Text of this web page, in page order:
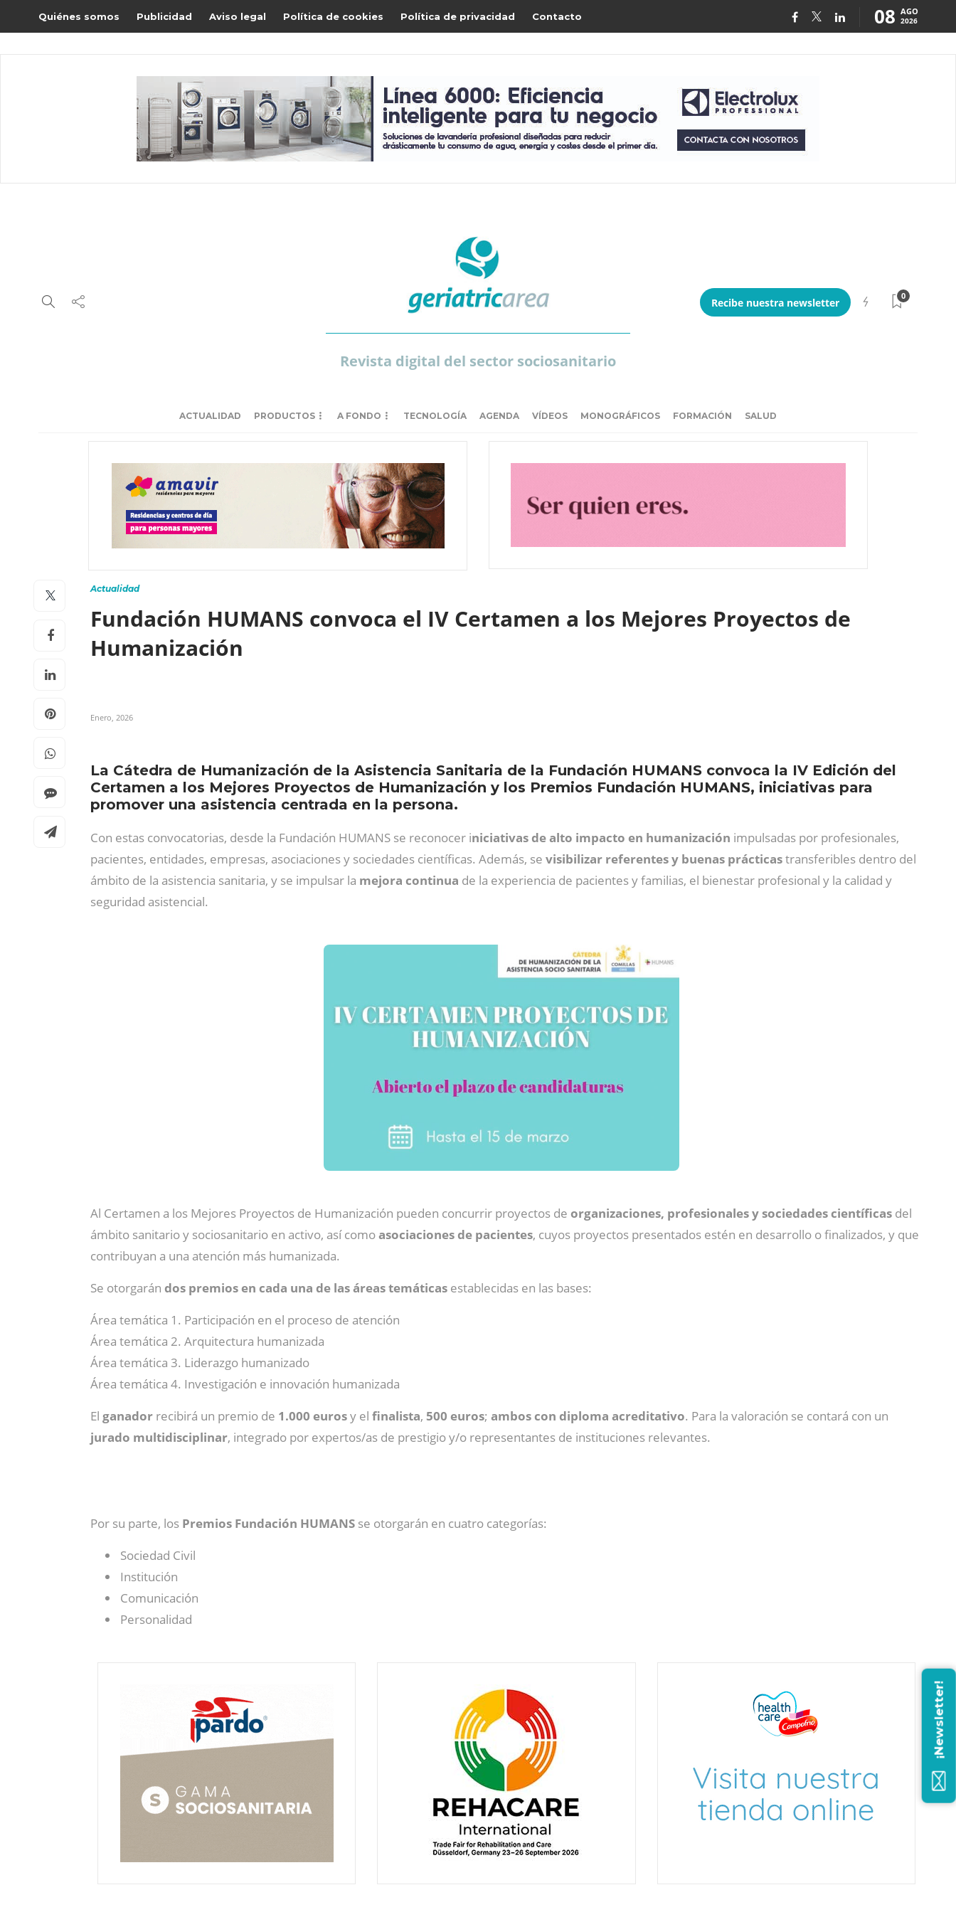
Quiénes somos Publicidad Aviso legal Política de cookies Política de privacidad Contacto 08 AGO
2026
Revista digital del sector sociosanitario
Recibe nuestra newsletter
0
ACTUALIDAD PRODUCTOS A FONDO TECNOLOGÍA AGENDA VÍDEOS MONOGRÁFICOS FORMACIÓN SALUD
Actualidad
Fundación HUMANS convoca el IV Certamen a los Mejores Proyectos de
Humanización
Enero, 2026
La Cátedra de Humanización de la Asistencia Sanitaria de la Fundación HUMANS convoca la IV Edición del
Certamen a los Mejores Proyectos de Humanización y los Premios Fundación HUMANS, iniciativas para
promover una asistencia centrada en la persona.
Con estas convocatorias, desde la Fundación HUMANS se reconocer iniciativas de alto impacto en humanización impulsadas por profesionales,
pacientes, entidades, empresas, asociaciones y sociedades científicas. Además, se visibilizar referentes y buenas prácticastransferibles dentro del
ámbito de la asistencia sanitaria, y se impulsar la mejora continua de la experiencia de pacientes y familias, el bienestar profesional y la calidad y
seguridad asistencial.
Al Certamen a los Mejores Proyectos de Humanización pueden concurrir proyectos de organizaciones, profesionales y sociedades científicas del
ámbito sanitario y sociosanitario en activo, así comoasociaciones de pacientes, cuyos proyectos presentados estén en desarrollo o finalizados, y que
contribuyan a una atención más humanizada.
Se otorgarán dos premios en cada una de las áreas temáticas establecidas en las bases:
Área temática 1. Participación en el proceso de atención
Área temática 2. Arquitectura humanizada
Área temática 3. Liderazgo humanizado
Área temática 4. Investigación e innovación humanizada
El ganador recibirá un premio de 1.000 eurosy el finalista, 500 euros; ambos con diploma acreditativo. Para la valoración se contará con un
jurado multidisciplinar, integrado por expertos/as de prestigio y/o representantes de instituciones relevantes.
Por su parte, los Premios Fundación HUMANS se otorgarán en cuatro categorías:
Sociedad Civil
Institución
Comunicación
Personalidad
¡Newsletter!